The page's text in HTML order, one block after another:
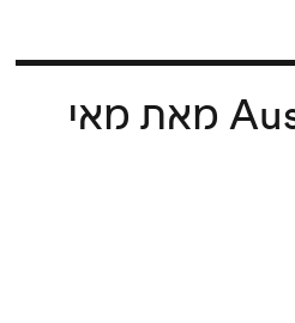
מופע | Ausencia מאת מאי